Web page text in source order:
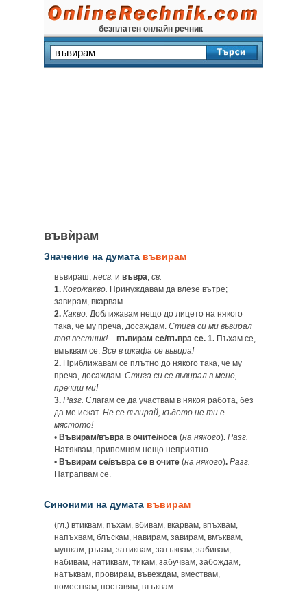
безплатен онлайн речник
въвѝрам
Значение на думата въвирам
въвираш, несв. и въвра, св.
1. Кого/какво. Принуждавам да влезе вътре;
завирам, вкарвам.
2. Какво. Доближавам нещо до лицето на някого
така, че му преча, досаждам. Стига си ми въвирал
тоя вестник! – въвирам се/въвра се. 1. Пъхам се,
вмъквам се. Все в шкафа се въвира!
2. Приближавам се плътно до някого така, че му
преча, досаждам. Стига си се въвирал в мене,
пречиш ми!
3. Разг. Слагам се да участвам в някоя работа, без
да ме искат. Не се въвирай, където не ти е
мястото!
• Въвирам/въвра в очите/носа (на някого). Разг.
Натяквам, припомням нещо неприятно.
• Въвирам се/въвра се в очите (на някого). Разг.
Натрапвам се.
Синоними на думата въвирам
(гл.) втиквам, пъхам, вбивам, вкарвам, впъхвам,
напъхвам, блъскам, навирам, завирам, вмъквам,
мушкам, ръгам, затиквам, затъквам, забивам,
набивам, натиквам, тикам, забучвам, забождам,
натъквам, провирам, въвеждам, вмествам,
помествам, поставям, втъквам